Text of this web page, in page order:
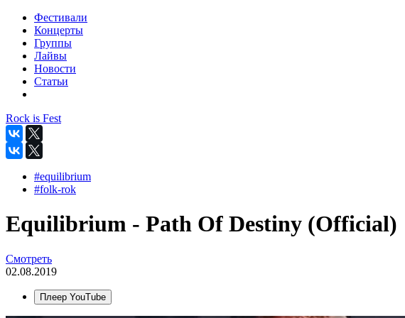
Фестивали
Концерты
Группы
Лайвы
Новости
Статьи
Rock is Fest
#equilibrium
#folk-rok
Equilibrium - Path Of Destiny (Official)
Смотреть
02.08.2019
Плеер YouTube